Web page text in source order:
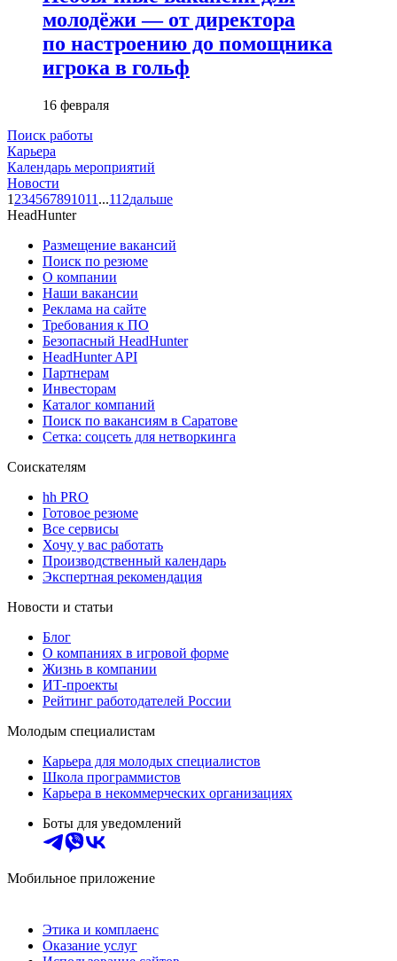
молодёжи — от директора
по настроению до помощника
игрока в гольф
16 февраля
Поиск работы
Карьера
Календарь мероприятий
Новости
1 234567891011 ...112дальше
HeadHunter
Размещение вакансий
Поиск по резюме
О компании
Наши вакансии
Реклама на сайте
Требования к ПО
Безопасный HeadHunter
HeadHunter API
Партнерам
Инвесторам
Каталог компаний
Поиск по вакансиям в Саратове
Сетка: соцсеть для нетворкинга
Соискателям
hh PRO
Готовое резюме
Все сервисы
Хочу у вас работать
Производственный календарь
Экспертная рекомендация
Новости и статьи
Блог
О компаниях в игровой форме
Жизнь в компании
ИТ-проекты
Рейтинг работодателей России
Молодым специалистам
Карьера для молодых специалистов
Школа программистов
Карьера в некоммерческих организациях
Боты для уведомлений
Мобильное приложение
Этика и комплаенс
Оказание услуг